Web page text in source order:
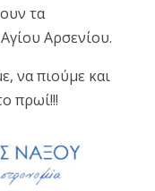
τα
Αρσενίου.
να πιούμε και
πρωί!!!